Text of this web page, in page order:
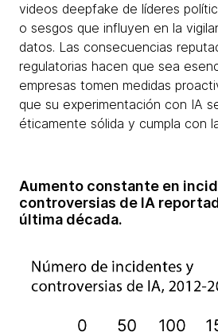
videos deepfake de líderes
o sesgos que influyen en la
datos. Las consecuencias
regulatorias hacen que sea
empresas tomen medidas
que su experimentación con IA
éticamente sólida y cumpla con
Aumento constante en
controversias de IA
última década.